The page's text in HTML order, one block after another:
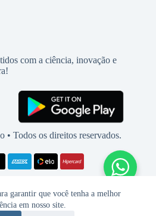
garantir que você tenha a melhor
em nosso site.
com a ciência, inovação e
Todos os direitos reservados.